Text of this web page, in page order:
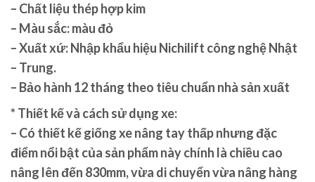
– Chất liệu thép hợp kim
– Màu sắc: màu đỏ
– Xuất xứ: Nhập khẩu hiệu Nichilift công nghệ Nhật
– Trung.
– Bảo hành 12 tháng theo tiêu chuẩn nhà sản xuất
* Thiết kế và cách sử dụng xe:
– Có thiết kế giống xe nâng tay thấp nhưng đặc
điểm nổi bật của sản phẩm này chính là chiều cao
nâng lên đến 830mm, vừa di chuyển vừa nâng hàng